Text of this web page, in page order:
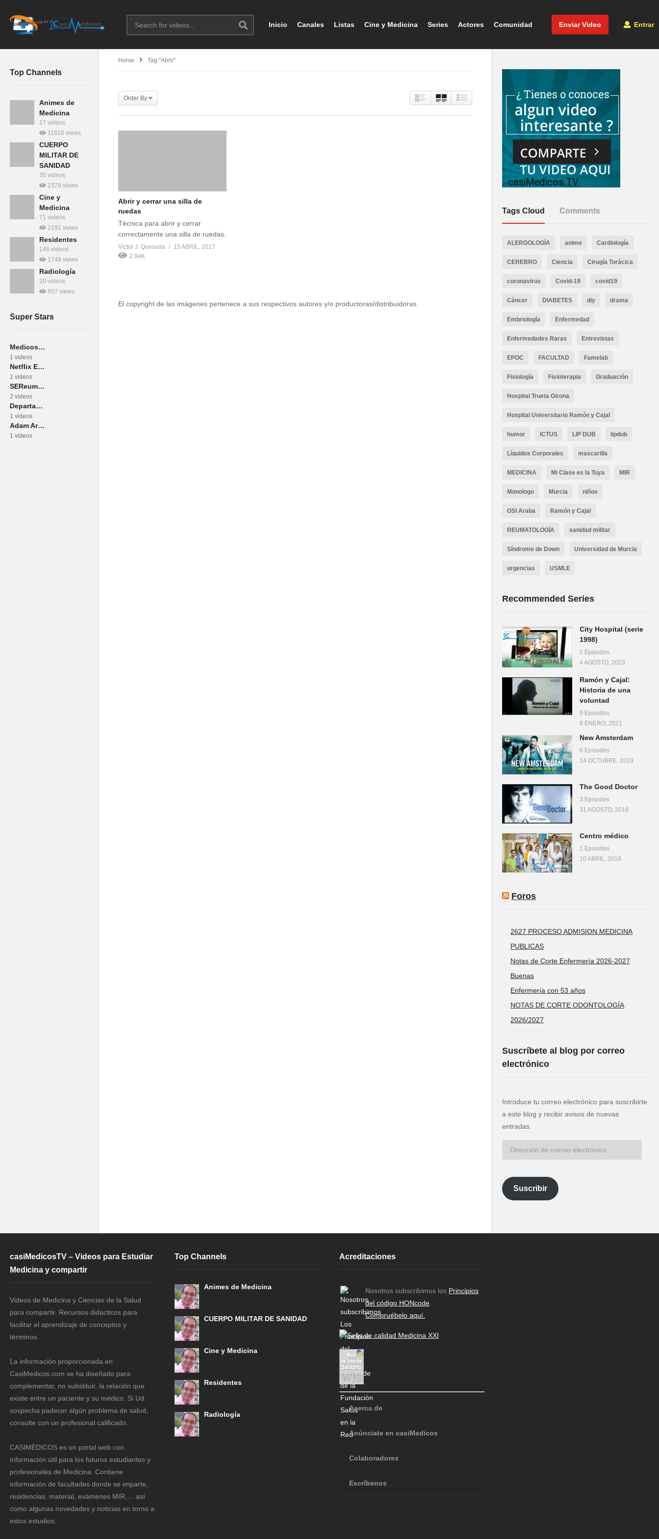
Enviar Video Entrar
Inicio Canales Listas Cine y Medicina Series Actores Comunidad
Top Channels
Animes de
Medicina
17 videos
11810 views
CUERPO
MILITAR DE
SANIDAD
35 videos
2379 views
Cine y
Medicina
71 videos
2191 views
Residentes
146 videos
1748 views
Radiología
20 videos
857 views
Super Stars
Medicos Sin Fronteras
1 videos
Netflix España
1 videos
SEReumatologia
2 videos
Departamento de Salud Pública de Massachussets
1 videos
Adam Arkin
1 videos
Home Tag "Abrir"
Order By
Abrir y cerrar una silla de
ruedas
Técnica para abrir y cerrar
correctamente una silla de ruedas.
Victor J. Quesada
15 ABRIL, 2017
2.94K
El copyright de las imágenes pertenece a sus respectivos autores y/o productoras/distribuidoras.
Tags Cloud Comments
ALERGOLOGÍA anime Cardiología
CEREBRO Ciencia Cirugía Torácica
coronavirus Covid-19 covid19
Cáncer DIABETES diy drama
Embriología Enfermedad
Enfermedades Raras Entrevistas
EPOC FACULTAD Famelab
Fisiología Fisioterapia Graduación
Hospital Trueta Girona
Hospital Universitario Ramón y Cajal
humor ICTUS LIP DUB lipdub
Líquidos Corporales mascarilla
MEDICINA Mi Clase es la Tuya MIR
Monologo Murcia niños
OSI Araba Ramón y Cajal
REUMATOLOGÍA sanidad militar
Síndrome de Down Universidad de Murcia
urgencias USMLE
Recommended Series
City Hospital (serie
1998)
2 Episodes
4 AGOSTO, 2023
Ramón y Cajal:
Historia de una
voluntad
9 Episodes
8 ENERO, 2021
New Amsterdam
6 Episodes
14 OCTUBRE, 2019
The Good Doctor
3 Episodes
31 AGOSTO, 2018
Centro médico
1 Episodes
10 ABRIL, 2018
Foros
2627 PROCESO ADMISION MEDICINA
PUBLICAS
Notas de Corte Enfermería 2026-2027
Buenas
Enfermería con 53 años
NOTAS DE CORTE ODONTOLOGÍA
2026/2027
Suscríbete al blog por correo
electrónico
Introduce tu correo electrónico para suscribirte
a este blog y recibir avisos de nuevas
entradas.
electrónico
Suscribir
casiMedicosTV – Videos para Estudiar
Medicina y compartir
Videos de Medicina y Ciencias de la Salud
para compartir. Recursos didacticos para
facilitar el aprendizaje de conceptos y
términos.
La información proporcionada en
CasiMedicos.com se ha diseñado para
complementar, no substituir, la relación que
existe entre un paciente y su médico. Si Ud.
sospecha padecer algún problema de salud,
consulte con un profesional calificado.
CASIMÉDICOS es un portal web con
información útil para los futuros estudiantes y
profesionales de Medicina. Contiene
información de facultades donde se imparte,
residencias, material, exámenes MIR,… así
como algunas novedades y noticias en torno a
estos estudios.
Top Channels
Animes de Medicina
CUERPO MILITAR DE SANIDAD
Cine y Medicina
Residentes
Radiología
Acreditaciones
Nosotros subscribimos los Principios
del código HONcode
Compruébelo aquí.
Acerca de
Anúnciate en casiMedicos
Colaboradores
Escríbenos